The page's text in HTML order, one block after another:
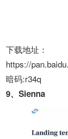
下载地址：
https://
暗码:r34q
9、Sienna